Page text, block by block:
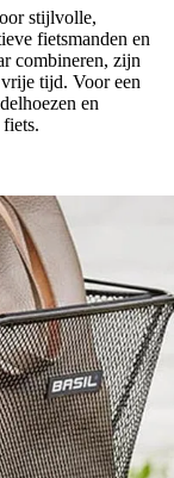
stijlvolle,
fietsmanden en
combineren, zijn
tijd. Voor een
en